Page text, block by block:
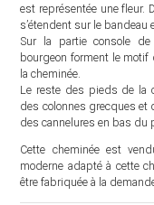
est représentée une fleur.
s’étendent sur le bandeau
Sur la partie console
bourgeon forment le motif
la cheminée.
Le reste des pieds de la
des colonnes grecques et
des cannelures en bas du
Cette cheminée est
moderne adapté à cette
être fabriquée à la